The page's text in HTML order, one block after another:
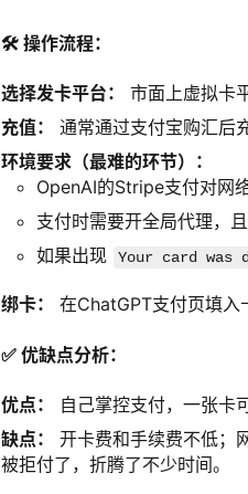
🛠️ 操作流程：
选择发卡平台：
市面上虚拟卡
充值：
通常通过支付宝购汇后
环境要求（最难的环节）：
OpenAI的Stripe支付对网
支付时需要开全局代理，
如果出现
Your card was
绑卡： 在ChatGPT支付页填入
✅ 优缺点分析：
优点：
自己掌控支付，一张卡
缺点：
开卡费和手续费不低；
被拒付了，折腾了不少时间。